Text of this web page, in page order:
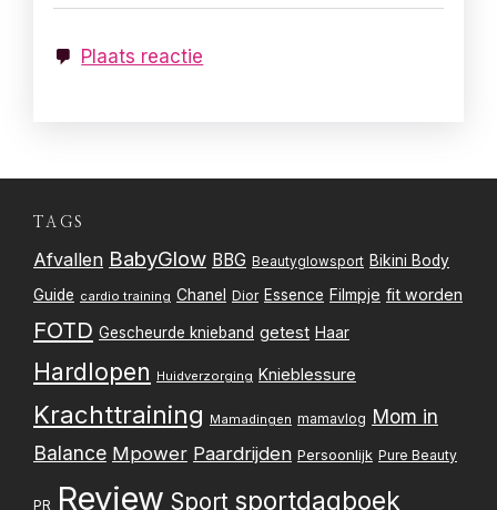
Plaats reactie
TAGS
Afvallen BabyGlow BBG Beautyglowsport Bikini Body
Guide cardio training Chanel Dior Essence Filmpje fit worden
FOTD Gescheurde knieband getest Haar
Hardlopen Huidverzorging Knieblessure
Krachttraining Mamadingen mamavlog Mom in
Balance Mpower Paardrijden Persoonlijk Pure Beauty
PR Review Sport sportdagboek